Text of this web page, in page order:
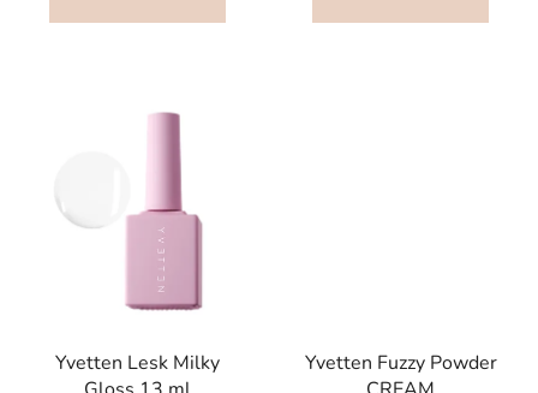
Yvetten Lesk Milky
Yvetten Fuzzy Powder